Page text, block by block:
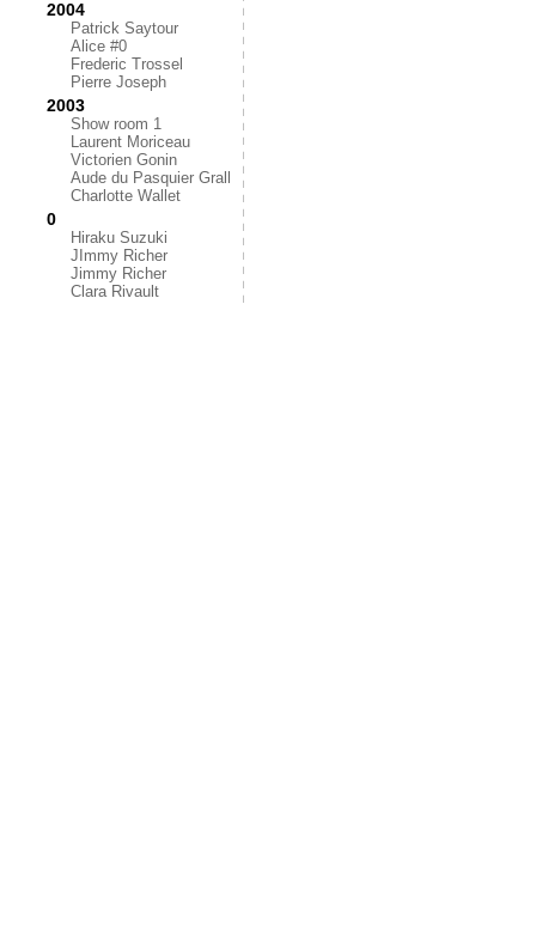
2004
Patrick Saytour
Alice #0
Frederic Trossel
Pierre Joseph
2003
Show room 1
Laurent Moriceau
Victorien Gonin
Aude du Pasquier Grall
Charlotte Wallet
0
Hiraku Suzuki
JImmy Richer
Jimmy Richer
Clara Rivault